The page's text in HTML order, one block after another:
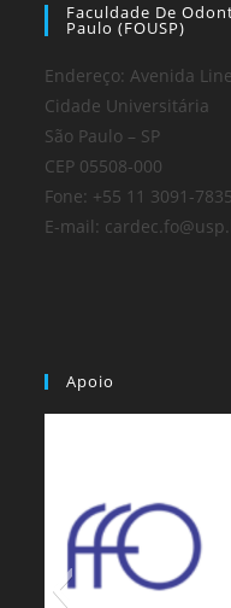
Faculdade De
Paulo (FOUSP)
Endereço: Avenida
Cidade Universitária
São Paulo – SP
CEP 05508-000
Fone: +55 11 3091-7835
E-mail:
Apoio